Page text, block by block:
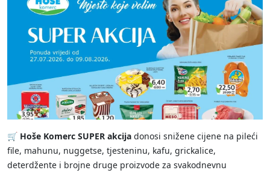
🛒 Hoše Komerc SUPER akcija donosi snižene cijene na pileći
file, mahunu, nuggetse, tjesteninu, kafu, grickalice,
deterdžente i brojne druge proizvode za svakodnevnu